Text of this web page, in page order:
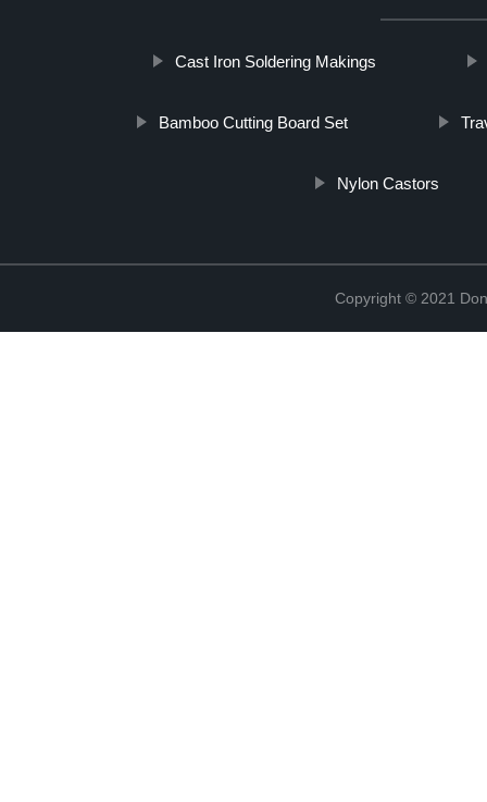
Cast Iron Soldering Makings
Bamboo Cutting Board Set
Nylon Castors
Copyright © 2021